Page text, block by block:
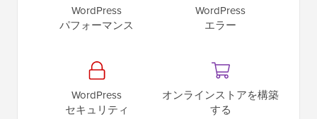
WordPress
パフォーマンス
WordPress
エラー
WordPress
セキュリティ
オンラインストアを構築
する